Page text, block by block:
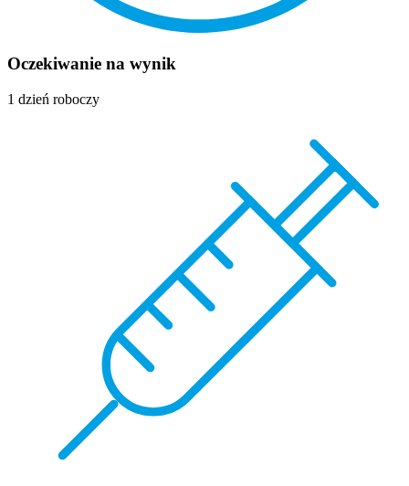
Oczekiwanie na wynik
1 dzień roboczy